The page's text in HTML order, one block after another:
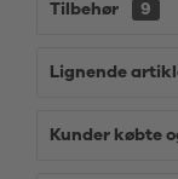
Tilbehør 9
Lignende
Kunder købte